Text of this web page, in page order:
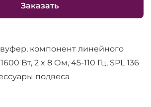
Заказать
компонент линейного
Вт, 2 x 8 Ом, 45-110 Гц, SPL 136
подвеса